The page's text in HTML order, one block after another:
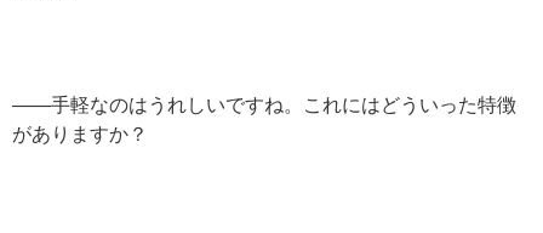
——手軽なのはうれしいですね。これにはどういった特徴
がありますか？